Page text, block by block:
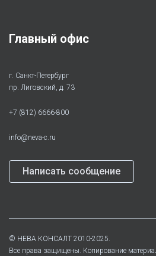
Главный офис
г. Санкт-Петербург
пр. Лиговский, д. 73
+7 (812) 6666-800
info@neva-c.ru
Написать сообщение
© НЕВА КОНСАЛТ 2010-2025.
Все права защищены. Копирование